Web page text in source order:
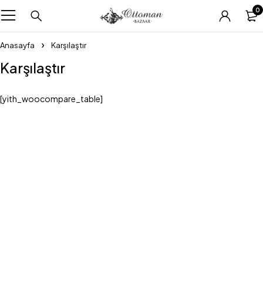
0
Anasayfa Karşılaştır
Karşılaştır
[yith_woocompare_table]